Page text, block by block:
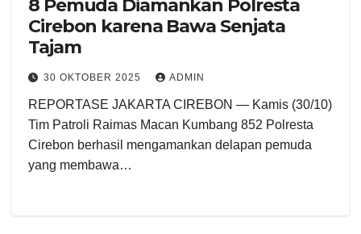
8 Pemuda Diamankan Polresta
Cirebon karena Bawa Senjata
Tajam
30 OKTOBER 2025 ADMIN
REPORTASE JAKARTA CIREBON — Kamis (30/10)
Tim Patroli Raimas Macan Kumbang 852 Polresta
Cirebon berhasil mengamankan delapan pemuda
yang membawa…